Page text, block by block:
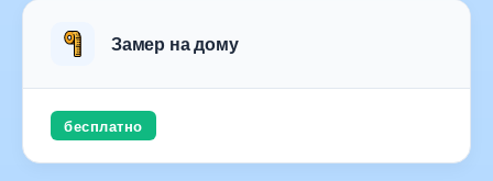
Замер на дому
бесплатно